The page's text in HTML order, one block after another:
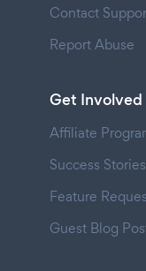
Contact
Report Abuse
Get Involved
Affiliate
Success Stories
Feature
Guest Blog